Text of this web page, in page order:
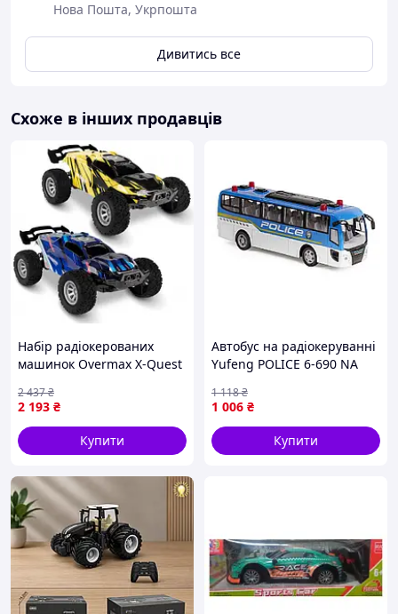
Нова Пошта, Укрпошта
Дивитись все
Схоже в інших продавців
Набір радіокерованих
машинок Overmax X-Quest
2 193 ₴
2 437₴
Купити
Автобус на радіокеруванні
Yufeng POLICE 6-690 NA
(108917)
1 006 ₴
1 118₴
Купити